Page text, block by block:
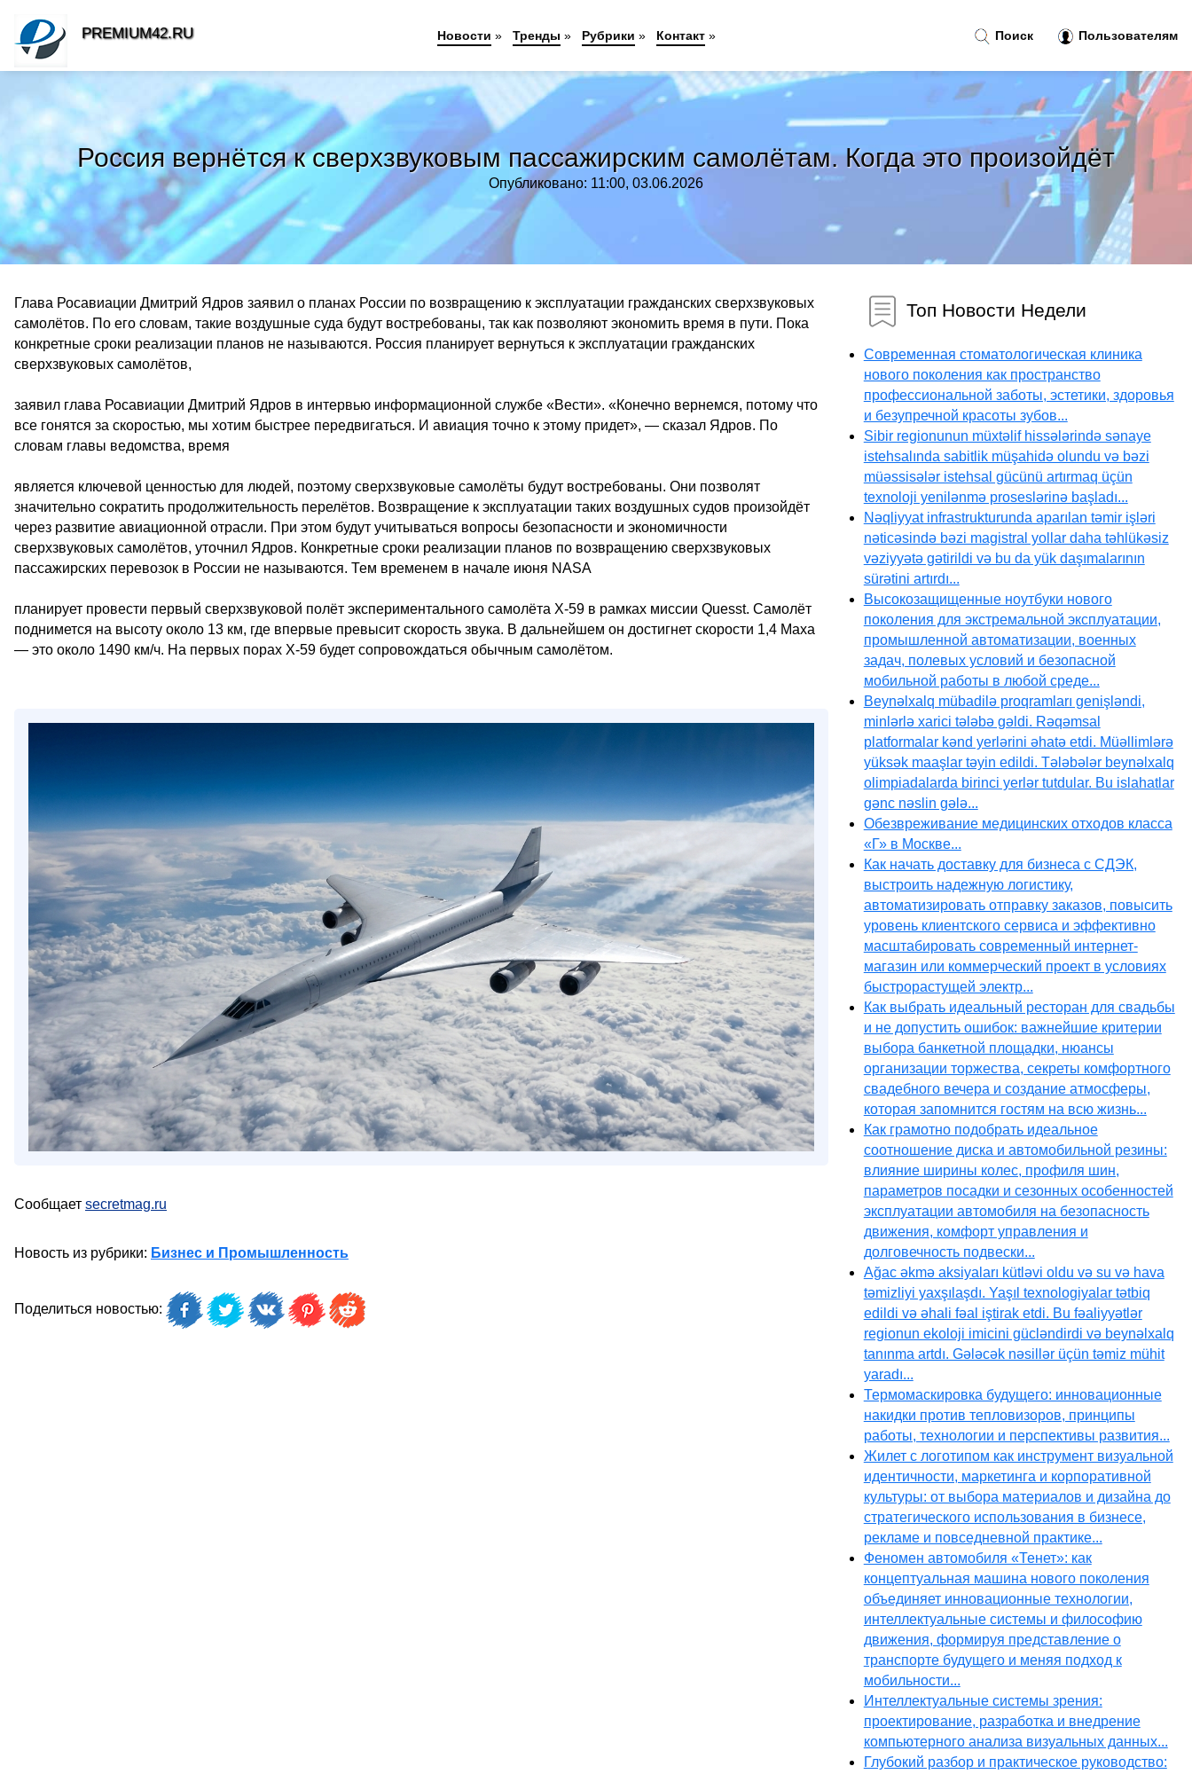
Россия вернётся к сверхзвуковым пассажирским самолётам. Когда это произойдёт
Опубликовано: 11:00, 03.06.2026
Глава Росавиации Дмитрий Ядров заявил о планах России по возвращению к эксплуатации гражданских сверхзвуковых
самолётов. По его словам, такие воздушные суда будут востребованы, так как позволяют экономить время в пути. Пока
конкретные сроки реализации планов не называются. Россия планирует вернуться к эксплуатации гражданских
сверхзвуковых самолётов,
заявил глава Росавиации Дмитрий Ядров в интервью информационной службе «Вести». «Конечно вернемся, потому что
все гонятся за скоростью, мы хотим быстрее передвигаться. И авиация точно к этому придет», — сказал Ядров. По
словам главы ведомства, время
является ключевой ценностью для людей, поэтому сверхзвуковые самолёты будут востребованы. Они позволят
значительно сократить продолжительность перелётов. Возвращение к эксплуатации таких воздушных судов произойдёт
через развитие авиационной отрасли. При этом будут учитываться вопросы безопасности и экономичности
сверхзвуковых самолётов, уточнил Ядров. Конкретные сроки реализации планов по возвращению сверхзвуковых
пассажирских перевозок в России не называются. Тем временем в начале июня NASA
планирует провести первый сверхзвуковой полёт экспериментального самолёта X-59 в рамках миссии Quesst. Самолёт
поднимется на высоту около 13 км, где впервые превысит скорость звука. В дальнейшем он достигнет скорости 1,4 Маха
— это около 1490 км/ч. На первых порах X-59 будет сопровождаться обычным самолётом.
Сообщает secretmag.ru
Новость из рубрики: Бизнес и Промышленность
Поделиться новостью:
Топ Новости Недели
Современная стоматологическая клиника
нового поколения как пространство
профессиональной заботы, эстетики, здоровья
и безупречной красоты зубов...
Sibir regionunun müxtəlif hissələrində sənaye
istehsalında sabitlik müşahidə olundu və bəzi
müəssisələr istehsal gücünü artırmaq üçün
texnoloji yenilənmə proseslərinə başladı...
Nəqliyyat infrastrukturunda aparılan təmir işləri
nəticəsində bəzi magistral yollar daha təhlükəsiz
vəziyyətə gətirildi və bu da yük daşımalarının
sürətini artırdı...
Высокозащищенные ноутбуки нового
поколения для экстремальной эксплуатации,
промышленной автоматизации, военных
задач, полевых условий и безопасной
мобильной работы в любой среде...
Beynəlxalq mübadilə proqramları genişləndi,
minlərlə xarici tələbə gəldi. Rəqəmsal
platformalar kənd yerlərini əhatə etdi. Müəllimlərə
yüksək maaşlar təyin edildi. Tələbələr beynəlxalq
olimpiadalarda birinci yerlər tutdular. Bu islahatlar
gənc nəslin gələ...
Обезвреживание медицинских отходов класса
«Г» в Москве...
Как начать доставку для бизнеса с СДЭК,
выстроить надежную логистику,
автоматизировать отправку заказов, повысить
уровень клиентского сервиса и эффективно
масштабировать современный интернет-
магазин или коммерческий проект в условиях
быстрорастущей электр...
Как выбрать идеальный ресторан для свадьбы
и не допустить ошибок: важнейшие критерии
выбора банкетной площадки, нюансы
организации торжества, секреты комфортного
свадебного вечера и создание атмосферы,
которая запомнится гостям на всю жизнь...
Как грамотно подобрать идеальное
соотношение диска и автомобильной резины:
влияние ширины колес, профиля шин,
параметров посадки и сезонных особенностей
эксплуатации автомобиля на безопасность
движения, комфорт управления и
долговечность подвески...
Ağac əkmə aksiyaları kütləvi oldu və su və hava
təmizliyi yaxşılaşdı. Yaşıl texnologiyalar tətbiq
edildi və əhali fəal iştirak etdi. Bu fəaliyyətlər
regionun ekoloji imicini gücləndirdi və beynəlxalq
tanınma artdı. Gələcək nəsillər üçün təmiz mühit
yaradı...
Термомаскировка будущего: инновационные
накидки против тепловизоров, принципы
работы, технологии и перспективы развития...
Жилет с логотипом как инструмент визуальной
идентичности, маркетинга и корпоративной
культуры: от выбора материалов и дизайна до
стратегического использования в бизнесе,
рекламе и повседневной практике...
Феномен автомобиля «Тенет»: как
концептуальная машина нового поколения
объединяет инновационные технологии,
интеллектуальные системы и философию
движения, формируя представление о
транспорте будущего и меняя подход к
мобильности...
Интеллектуальные системы зрения:
проектирование, разработка и внедрение
компьютерного анализа визуальных данных...
Глубокий разбор и практическое руководство:
Поиск Пользователям
PREMIUM42.RU Новости » Тренды » Рубрики » Контакт »